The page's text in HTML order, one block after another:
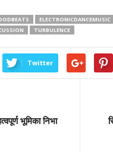
ELECTRONICDANCEMUSIC
TURBULENCE
Twitter
भूमिका निभा